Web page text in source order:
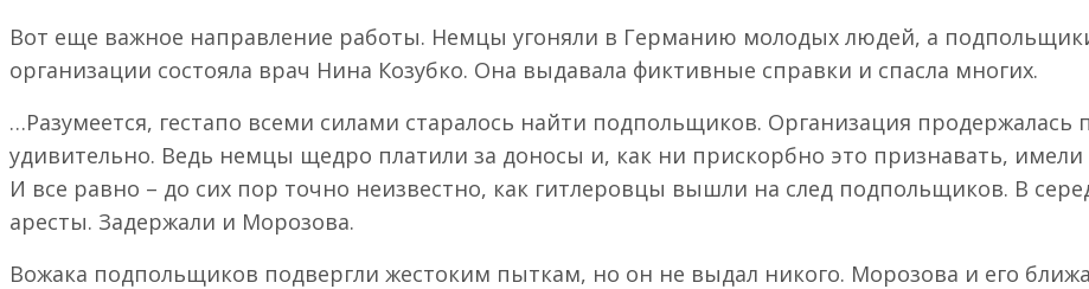
Вот еще важное направление работы. Немцы угоняли в Германию молодых людей, а
организации состояла врач Нина Козубко. Она выдавала фиктивные справки и спасла многих.
…Разумеется, гестапо всеми силами старалось найти подпольщиков. Организация продержалась
удивительно. Ведь немцы щедро платили за доносы и, как ни прискорбно это признавать, имели
И все равно – до сих пор точно неизвестно, как гитлеровцы вышли на след подпольщиков. В
аресты. Задержали и Морозова.
Вожака подпольщиков подвергли жестоким пыткам, но он не выдал никого. Морозова и его